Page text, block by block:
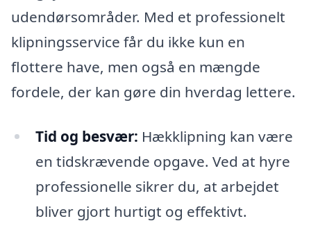
udendørsområder. Med et professionelt
klipningsservice får du ikke kun en
flottere have, men også en mængde
fordele, der kan gøre din hverdag lettere.
Tid og besvær: Hækklipning kan være
en tidskrævende opgave. Ved at hyre
professionelle sikrer du, at arbejdet
bliver gjort hurtigt og effektivt.